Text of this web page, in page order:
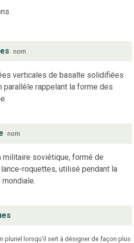
nom
verticales de basalte solidifiées
rappelant la forme des
nom
militaire soviétique, formé de
roquettes, utilisé pendant la
mondiale.
pluriel lorsqu'il sert à désigner de façon plus